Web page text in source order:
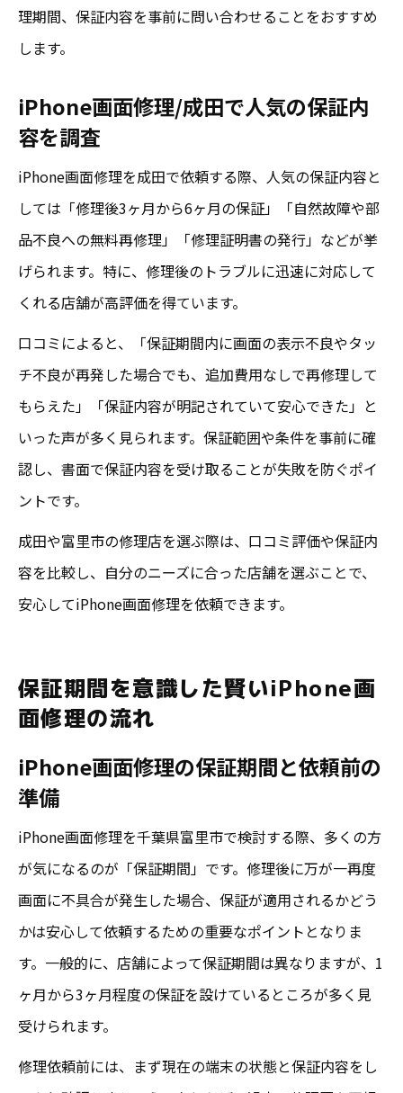
理期間、保証内容を事前に問い合わせることをおすすめ
します。
iPhone画面修理/成田で人気の保証内
容を調査
iPhone画面修理を成田で依頼する際、人気の保証内容と
しては「修理後3ヶ月から6ヶ月の保証」「自然故障や部
品不良への無料再修理」「修理証明書の発行」などが挙
げられます。特に、修理後のトラブルに迅速に対応して
くれる店舗が高評価を得ています。
口コミによると、「保証期間内に画面の表示不良やタッ
チ不良が再発した場合でも、追加費用なしで再修理して
もらえた」「保証内容が明記されていて安心できた」と
いった声が多く見られます。保証範囲や条件を事前に確
認し、書面で保証内容を受け取ることが失敗を防ぐポイ
ントです。
成田や富里市の修理店を選ぶ際は、口コミ評価や保証内
容を比較し、自分のニーズに合った店舗を選ぶことで、
安心してiPhone画面修理を依頼できます。
保証期間を意識した賢いiPhone画
面修理の流れ
iPhone画面修理の保証期間と依頼前の
準備
iPhone画面修理を千葉県富里市で検討する際、多くの方
が気になるのが「保証期間」です。修理後に万が一再度
画面に不具合が発生した場合、保証が適用されるかどう
かは安心して依頼するための重要なポイントとなりま
す。一般的に、店舗によって保証期間は異なりますが、1
ヶ月から3ヶ月程度の保証を設けているところが多く見
受けられます。
修理依頼前には、まず現在の端末の状態と保証内容をし